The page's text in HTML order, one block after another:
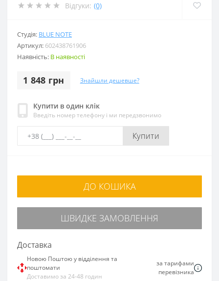
Відгуки: (0)
Студія: BLUE NOTE
Артикул: 602438761906
Наявність: В наявності
1 848 грн Знайшли дешевше?
Купити в один клік
Введіть номер телефону і ми передзвонимо
Купити
ДО КОШИКА
ШВИДКЕ ЗАМОВЛЕННЯ
Доставка
Новою Поштою у відділення та
поштомати
Доставимо за 24-48 годин
за тарифами
перевізника